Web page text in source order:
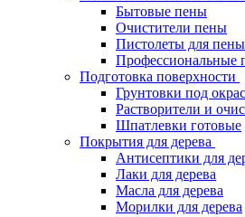
Бытовые пены
Очистители пены
Пистолеты для пены
Профессиональные
Подготовка поверхности
Грунтовки под
Растворители и
Шпатлевки готовые
Покрытия для дерева
Антисептики для
Лаки для дерева
Масла для дерева
Морилки для дерева